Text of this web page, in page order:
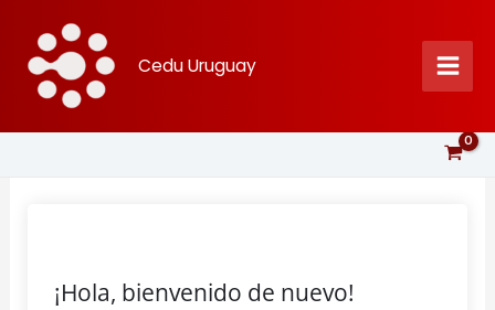
contenido
Cedu Uruguay
¡Hola, bienvenido de nuevo!